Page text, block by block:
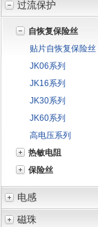
过流保护
自恢复保险丝
贴片自恢复保险丝
JK06系列
JK16系列
JK30系列
JK60系列
高电压系列
热敏电阻
保险丝
电感
磁珠